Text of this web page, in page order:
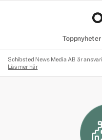
Toppnyheter
Schibsted News Media AB är
Läs mer här